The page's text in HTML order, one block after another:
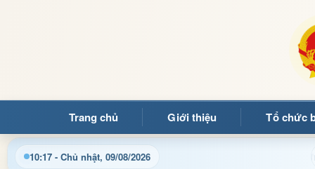
Trang chủ Giới thiệu Tổ chức
10:17 - Chủ nhật, 09/08/2026